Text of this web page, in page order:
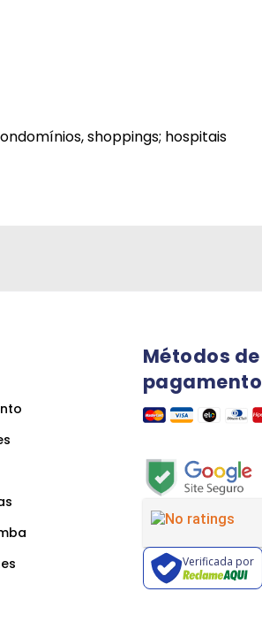
shoppings; hospitais
Métodos de
pagamento
Verificada por